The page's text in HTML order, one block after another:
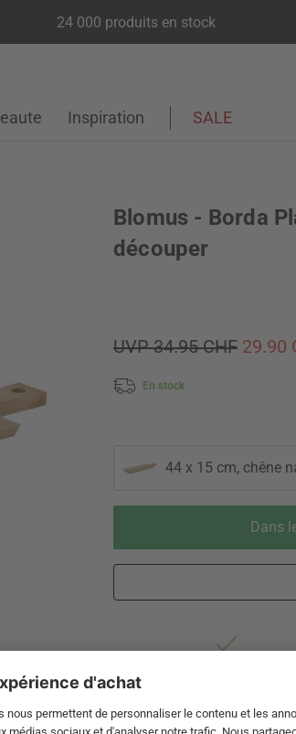
24 000 produits en stock
Inspiration SALE
Blomus - Borda
découper
UVP 34.95 CHF 29.90
En stock
44 x 15 cm, chêne
Dans